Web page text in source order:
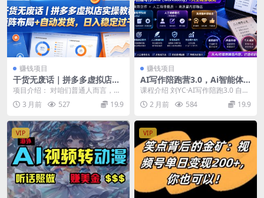
赚钱项目
干货无废话｜拼多多虚拟店实
操教程，矩阵布局+自动发
货，日入稳定过千
项目介绍： 对咱们普通人而言，做
网络创业项目，最忌讳的就是贪心
不足、追求全面。与...
3 月前 527 19.9
赚钱项目
AI写作陪跑营3.0，Ai智能体
创建写作skill（workbudd
y）+人工手写模式（手搓模
式），去除AI痕迹（头条号、
课程介绍 刘YC·AI写作陪跑3.0 自媒
体微头条+文章，AI写作品，去除AI
痕...2 月前 584 19.9
VIP VIP